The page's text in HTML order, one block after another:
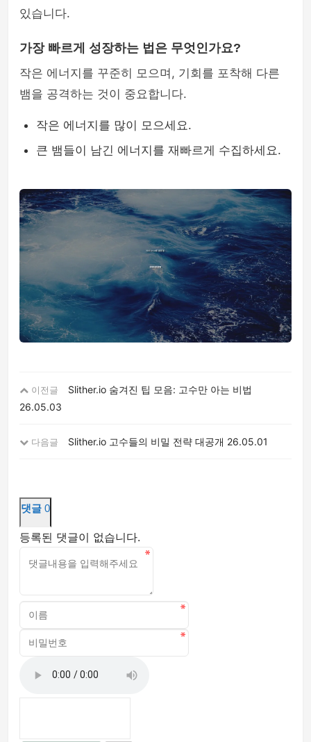
있습니다.
가장 빠르게 성장하는 법은 무엇인가요?
작은 에너지를 꾸준히 모으며, 기회를 포착해 다른
뱀을 공격하는 것이 중요합니다.
작은 에너지를 많이 모으세요.
큰 뱀들이 남긴 에너지를 재빠르게 수집하세요.
이전글
Slither.io 숨겨진 팁 모음: 고수만 아는 비법
26.05.03
다음글 Slither.io 고수들의 비밀 전략 대공개 26.05.01
댓글 0
등록된 댓글이 없습니다.